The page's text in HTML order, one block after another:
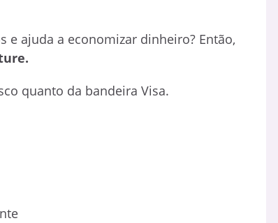
ajuda a economizar dinheiro? Então,
quanto da bandeira Visa.